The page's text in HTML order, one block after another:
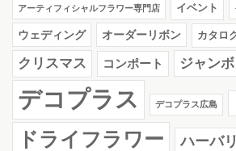
アーティフィシャルフラワー専門店 イベント
ウェディング オーダーリボン カタロ
クリスマス コンポート ジャン
デコプラス デコプラス広島
ドライフラワー ハーバ